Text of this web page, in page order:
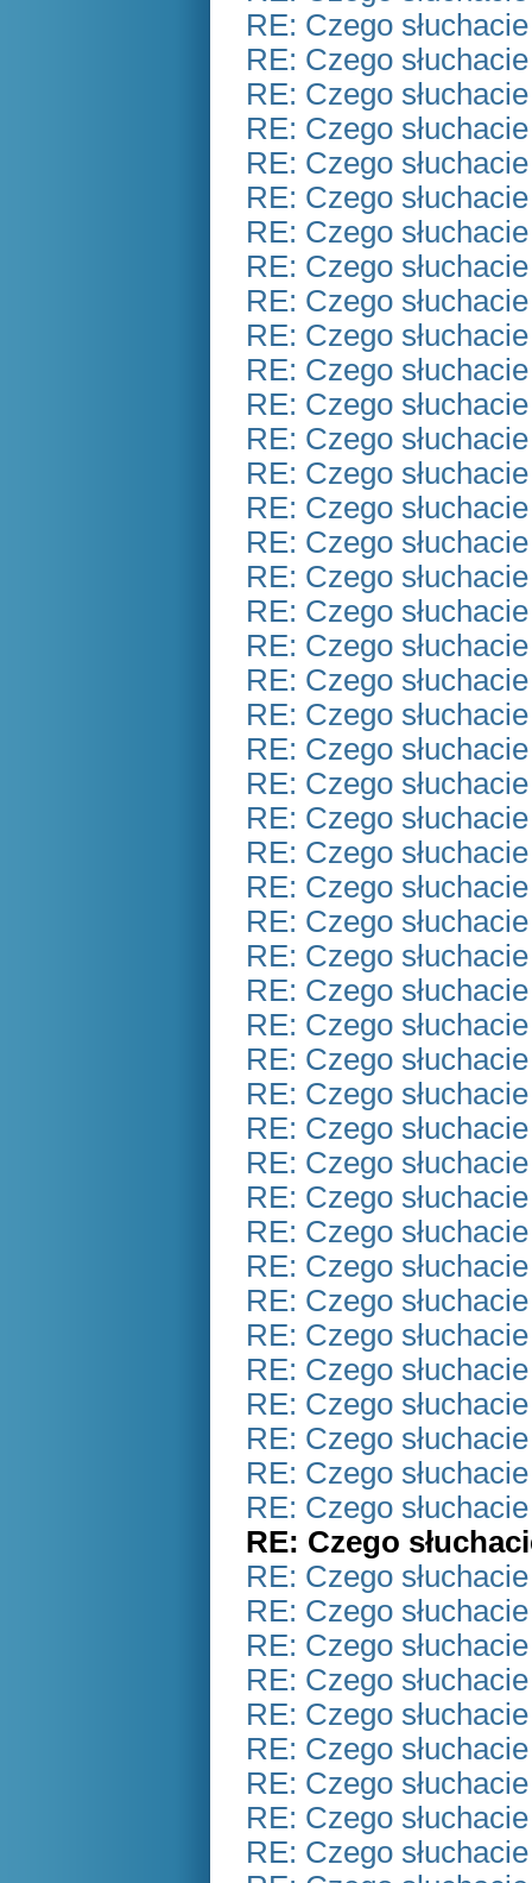
RE: Czego
RE: Czego
RE: Czego
RE: Czego
RE: Czego
RE: Czego
RE: Czego
RE: Czego
RE: Czego
RE: Czego
RE: Czego
RE: Czego
RE: Czego
RE: Czego
RE: Czego
RE: Czego
RE: Czego
RE: Czego
RE: Czego
RE: Czego
RE: Czego
RE: Czego
RE: Czego
RE: Czego
RE: Czego
RE: Czego
RE: Czego
RE: Czego
RE: Czego
RE: Czego
RE: Czego
RE: Czego
RE: Czego
RE: Czego
RE: Czego
RE: Czego
RE: Czego
RE: Czego
RE: Czego
RE: Czego
RE: Czego
RE: Czego
RE: Czego
RE: Czego
RE: Czego
RE: Czego
RE: Czego
RE: Czego
RE: Czego
RE: Czego
RE: Czego
RE: Czego
RE: Czego
RE: Czego